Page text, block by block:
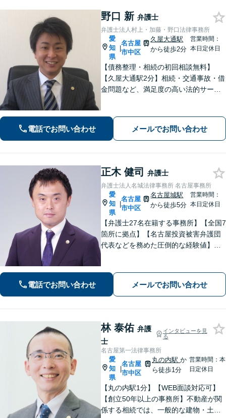
野口 新 弁護士
弁護士法人村上・加藤・野口法律事務所
愛
知
県
|
名古屋
市中区
久屋大通駅
から徒歩2分
営業時間：
本日定休日
【債務整理・相続の初回相談無料】
【久屋大通駅2分】相続・交通事故・借
金問題など、満足度の高い法的サービ
重ねつつ、誠実に相談者と向き合い続
けます。お気軽にご相談ください。
電話でお問い合わせ メールでお問い合わせ
正木 健司 弁護士
弁護士法人名城法律事務所 名古屋事務所
愛
知
県
|
名古屋
市中区
名古屋城駅
から徒歩5分
営業時間：
本日定休日
【弁護士27名在籍する事務所】【全国7
箇所に拠点】【名古屋投資被害弁護団
代表などを務めた圧倒的な経験値】投
せください【初回相談無料】【メディ
ア出演やセミナー講演多数】
電話でお問い合わせ メールでお問い合わせ
林 泰佑 弁護
士
インタビューを見
る
名古屋第一法律事務所
愛
知
県
|
名古屋
市中区
丸の内駅か
ら徒歩1分
営業時間：本
日定休日
【丸の内駅1分】【WEB面談対応可】
【創立50年以上の事務所】不動産が関
係する相続では、一般的な建物・土地